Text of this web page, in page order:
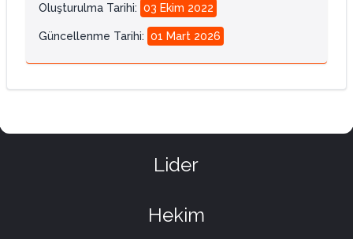
Oluşturulma Tarihi: 03 Ekim 2022
Güncellenme Tarihi: 01 Mart 2026
Lider
Hekim